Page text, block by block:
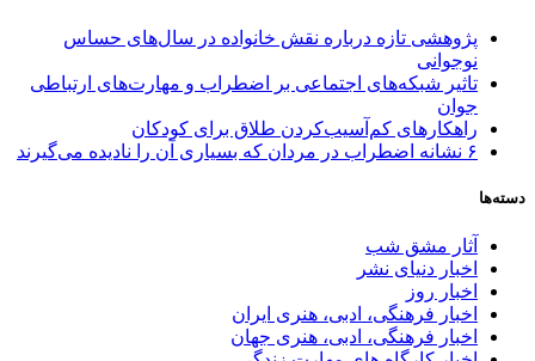
پژوهشی تازه درباره نقش خانواده در سال‌های حساس
نوجوانی
تاثیر شبکه‌های اجتماعی بر اضطراب و مهارت‌های ارتباطی
جوان
راهکارهای کم‌آسیب‌کردن طلاق برای کودکان
۶ نشانه اضطراب در مردان که بسیاری آن را نادیده می‌گیرند
دسته‌ها
آثار مشق شب
اخبار دنیای نشر
اخبار روز
اخبار فرهنگی، ادبی، هنری ایران
اخبار فرهنگی، ادبی، هنری جهان